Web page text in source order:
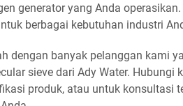
generator yang Anda
berbagai kebutuhan industri
dengan banyak pelanggan kami
sieve dari Ady Water.
produk, atau untuk konsultasi